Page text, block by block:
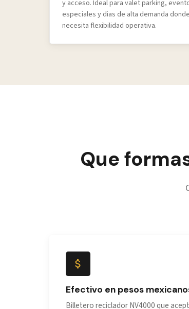
y acceso. Ideal para valet parking,
especiales y dias de alta demanda
necesita flexibilidad operativa.
Que
Efectivo en pesos
Billetero reciclador NV4000 que